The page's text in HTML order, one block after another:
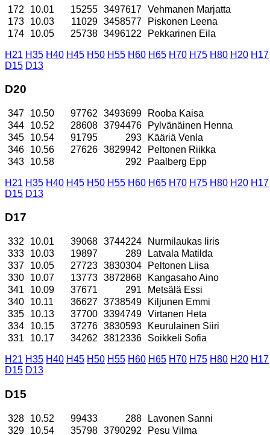
172 10.01 15255 3497617 Vehmanen Marjatta
173
10.03 11029 3458577
Piskonen Leena
174
10.05 25738 3496122 Pekkarinen Eila
H21 H35 H40 H45 H50 H55 H60 H65 H70 H75 H80 H20 H17
D15 D13
D20
347 10.50 97762 3493699
Rooba Kaisa
344
10.52 28608 3794476
Pylvänäinen Henna
345
10.54 91795 293
Kääriä Venla
346
10.56 27626 3829942
Peltonen Riikka
343
10.58 292 Paalberg Epp
H21 H35 H40 H45 H50 H55 H60 H65 H70 H75 H80 H20 H17
D15 D13
D17
332 10.01 39068 3744224
Nurmilaukas Iiris
333
10.03 19897 289
Latvala Matilda
337
10.05 27723 3830304
Peltonen Liisa
330
10.07 13773 3872868
Kangasaho Aino
341
10.09 37671 291
Metsälä Essi
340
10.11 36627 3738549
Kiljunen Emmi
335
10.13 37700 3394749 Virtanen Heta
334
10.15 37276 3830593
Keurulainen Siiri
331
10.17 34262 3812336 Soikkeli Sofia
H21 H35 H40 H45 H50 H55 H60 H65 H70 H75 H80 H20 H17
D15 D13
D15
328 10.52 99433 288
Lavonen Sanni
329
10.54 35798 3790292
Pesu Vilma